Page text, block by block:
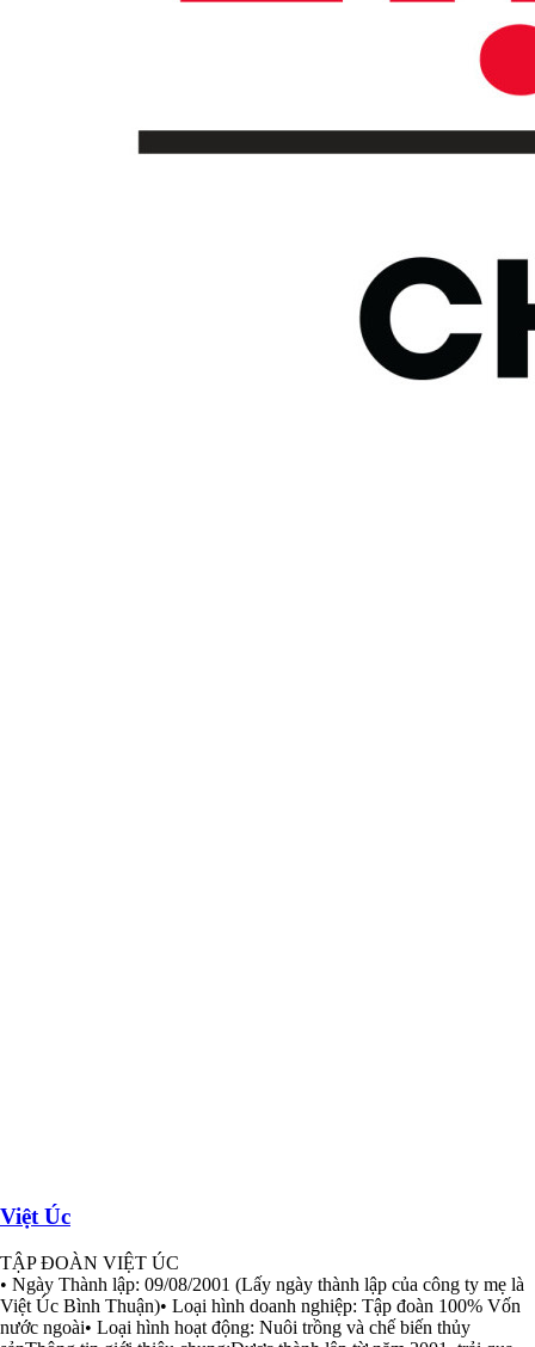
Việt Úc
TẬP ĐOÀN VIỆT ÚC
• Ngày Thành lập: 09/08/2001 (Lấy ngày thành lập của công ty mẹ là
Việt Úc Bình Thuận)• Loại hình doanh nghiệp: Tập đoàn 100% Vốn
nước ngoài• Loại hình hoạt động: Nuôi trồng và chế biến thủy